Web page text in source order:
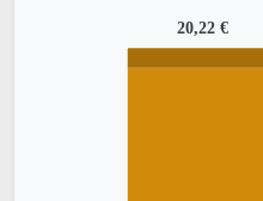
20,22 €